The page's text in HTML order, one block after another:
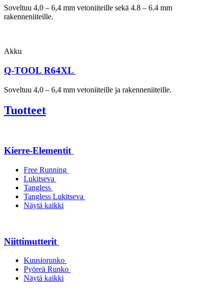
Soveltuu 4,0 – 6,4 mm vetoniiteille sekä 4.8 – 6.4 mm
rakenneniiteille.
Akku
Q-TOOL R64XL
Soveltuu 4,0 – 6,4 mm vetoniiteille ja rakenneniiteille.
Tuotteet
Kierre-Elementit
Free Running
Lukitseva
Tangless
Tangless Lukitseva
Näytä kaikki
Niittimutterit
Kuusiorunko
Pyöreä Runko
Näytä kaikki